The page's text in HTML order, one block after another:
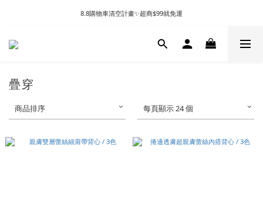
8.8購物車清空計畫✨超商$99就免運
疊穿
商品排序 每頁顯示 24 個